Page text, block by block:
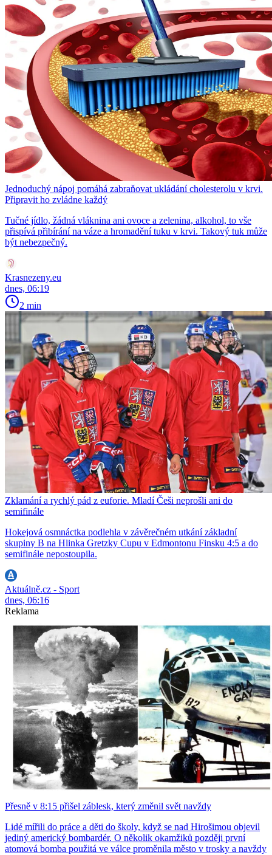
Jednoduchý nápoj pomáhá zabraňovat ukládání cholesterolu v krvi.
Připravit ho zvládne každý
Tučné jídlo, žádná vláknina ani ovoce a zelenina, alkohol, to vše
přispívá přibírání na váze a hromadění tuku v krvi. Takový tuk může
být nebezpečný.
Krasnezeny.eu
dnes, 06:19
2 min
Zklamání a rychlý pád z euforie. Mladí Češi neprošli ani do
semifinále
Hokejová osmnáctka podlehla v závěrečném utkání základní
skupiny B na Hlinka Gretzky Cupu v Edmontonu Finsku 4:5 a do
semifinále nepostoupila.
Aktuálně.cz - Sport
dnes, 06:16
Reklama
Přesně v 8:15 přišel záblesk, který změnil svět navždy
Lidé mířili do práce a děti do školy, když se nad Hirošimou objevil
jediný americký bombardér. O několik okamžiků později první
atomová bomba použitá ve válce proměnila město v trosky a navždy